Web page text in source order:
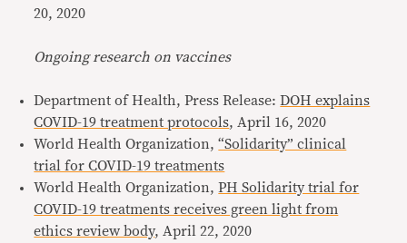
20, 2020
Ongoing research on vaccines
Department of Health, Press Release:DOH explains
COVID-19 treatment protocols, April 16, 2020
World Health Organization,“Solidarity” clinical
trial for COVID-19 treatments
World Health Organization,PH Solidarity trial for
COVID-19 treatments receives green light from
ethics review body, April 22, 2020